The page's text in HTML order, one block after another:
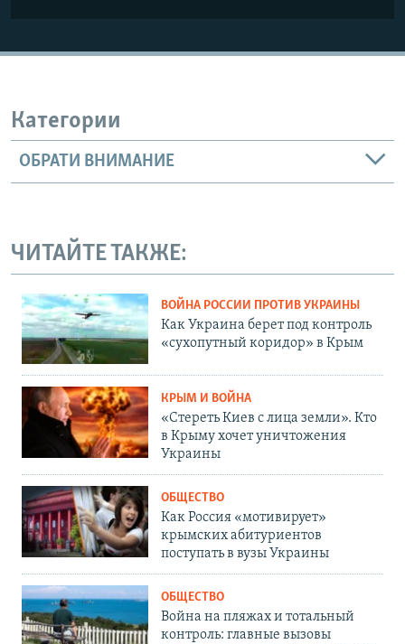
Категории
ОБРАТИ ВНИМАНИЕ
ЧИТАЙТЕ ТАКЖЕ:
ВОЙНА РОССИИ ПРОТИВ УКРАИНЫ
Как Украина берет под контроль
«сухопутный коридор» в Крым
КРЫМ И ВОЙНА
«Стереть Киев с лица земли». Кто
в Крыму хочет уничтожения
Украины
ОБЩЕСТВО
Как Россия «мотивирует»
крымских абитуриентов
поступать в вузы Украины
ОБЩЕСТВО
Война на пляжах и тотальный
контроль: главные вызовы